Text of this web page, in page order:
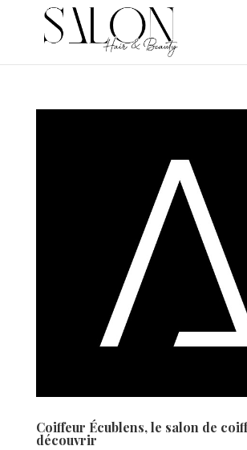
Coiffeur Écublens, le salon de
découvrir